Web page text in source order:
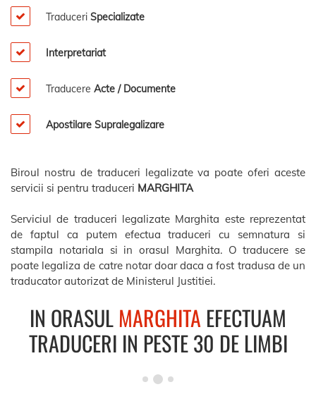
Traduceri Specializate
Interpretariat
Traducere Acte / Documente
Apostilare Supralegalizare
Biroul nostru de traduceri legalizate va poate oferi aceste
servicii si pentru traduceri MARGHITA
Serviciul de traduceri legalizate Marghita este reprezentat
de faptul ca putem efectua traduceri cu semnatura si
stampila notariala si in orasul Marghita. O traducere se
poate legaliza de catre notar doar daca a fost tradusa de un
traducator autorizat de Ministerul Justitiei.
IN ORASULMARGHITA EFECTUAM
TRADUCERI IN PESTE 30 DE LIMBI